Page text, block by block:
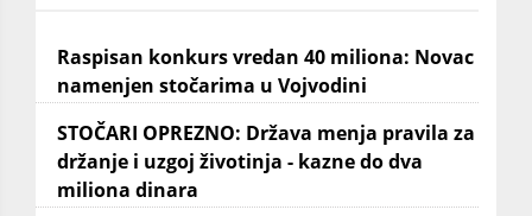
Raspisan konkurs vredan 40 miliona: Novac
namenjen stočarima u Vojvodini
STOČARI OPREZNO: Država menja pravila za
držanje i uzgoj životinja - kazne do dva
miliona dinara